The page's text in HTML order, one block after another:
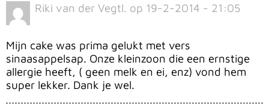
Riki van der Vegtl. op 19-2-2014 - 21:05
Mijn cake was prima gelukt met vers
sinaasappelsap. Onze kleinzoon die een ernstige
allergie heeft, ( geen melk en ei, enz) vond hem
super lekker. Dank je wel.